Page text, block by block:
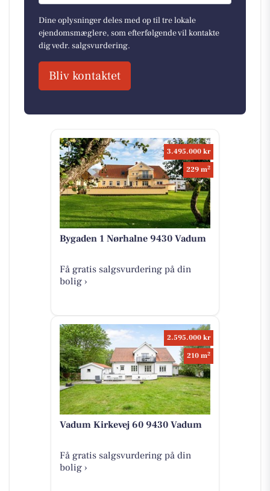
Dine oplysninger deles med op til tre lokale
ejendomsmæglere, som efterfølgende vil kontakte
dig vedr. salgsvurdering.
Bliv kontaktet
3.495.000 kr
229 m2
Bygaden 1 Nørhalne 9430 Vadum
Få gratis salgsvurdering på din
bolig ›
2.595.000 kr
210 m2
Vadum Kirkevej 60 9430 Vadum
Få gratis salgsvurdering på din
bolig ›